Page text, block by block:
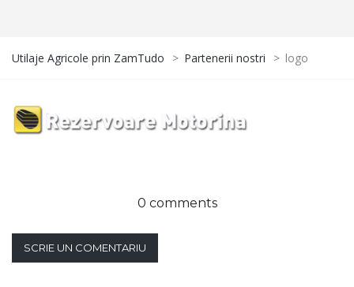
Utilaje Agricole prin ZamTudo > Partenerii nostri > logo
0 comments
SCRIE UN COMENTARIU